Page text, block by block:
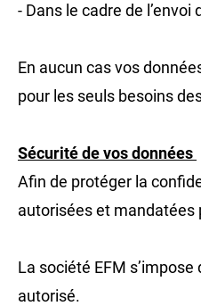
- Dans le cadre de
En aucun cas vos
pour les seuls besoins
Sécurité de vos données
Afin de protéger la
autorisées et mandatées
La société EFM
autorisé.